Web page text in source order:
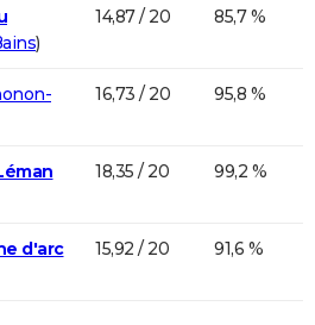
)
14,87 / 20 85,7 %
16,73 / 20 95,8 %
18,35 / 20 99,2 %
d'arc
15,92 / 20 91,6 %